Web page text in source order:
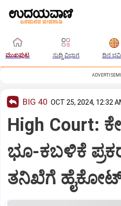
ಮುಖಪುಟ ಸುದ್ದಿ ವಿಭಾಗ ದಿನ
BIG 40 OCT 25, 2024, 12:32
High Court:
ಭೂ-ಕಬಳಿಕೆ
ತನಿಖೆಗೆ